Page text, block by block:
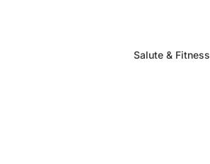
Salute & Fitness